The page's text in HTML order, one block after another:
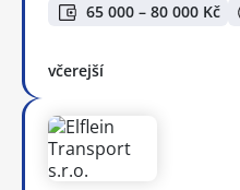
65 000 – 80 000 Kč
včerejší